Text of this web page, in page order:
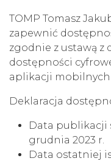
TOMP Tomasz
zapewnić
zgodnie z ustawą z
dostępności
aplikacji
Deklaracja
Data publikacji
grudnia 2023 r.
Data ostatniej